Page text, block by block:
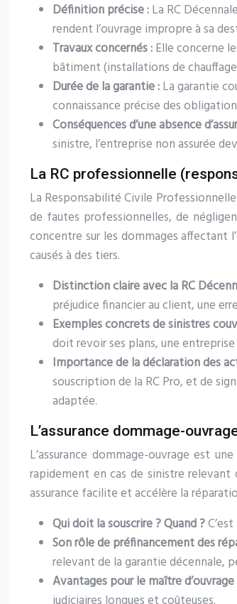
Définition précise :La RC
rendent l’ouvrage impropre à sa
Travaux concernés :Elle concerne
bâtiment (installations de
Durée de la garantie :La garantie
connaissance précise des
Conséquences d’une absence
sinistre, l’entreprise non assurée
La RC professionnelle
La Responsabilité Civile
de fautes professionnelles, de
concentre sur les dommages affectant
causés à des tiers.
Distinction claire avec la RC
préjudice financier au client, une
Exemples concrets de sinistres
doit revoir ses plans, une
Importance de la déclaration des
souscription de la RC Pro, et de
adaptée.
L’assurance dommage-
L’assurance dommage-ouvrage est
rapidement en cas de sinistre
assurance facilite et accélère la
Qui doit la souscrire ? Quand ?
Son rôle de préfinancement des
relevant de la garantie décennale,
Avantages pour le maître